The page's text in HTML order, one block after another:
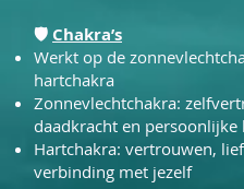
🛡 Chakra’s
Werkt op de
hartchakra
Zonnevlechtchakra:
daadkracht en persoonlijke
Hartchakra: vertrouwen,
verbinding met jezelf